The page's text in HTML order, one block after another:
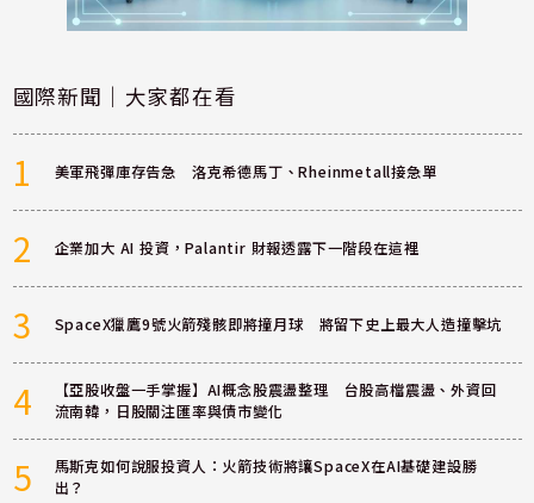
國際新聞｜大家都在看
1 美軍飛彈庫存告急 洛克希德馬丁、Rheinmetall接急單
2 企業加大 AI 投資，Palantir 財報透露下一階段在這裡
3 SpaceX獵鷹9號火箭殘骸即將撞月球 將留下史上最大人造撞擊坑
4
【亞股收盤一手掌握】AI概念股震盪整理 台股高檔震盪、外資回
流南韓，日股關注匯率與債市變化
5
馬斯克如何說服投資人：火箭技術將讓SpaceX在AI基礎建設勝
出？